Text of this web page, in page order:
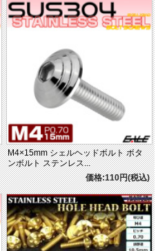
M4×15mm シェルヘッドボルト ボタ
ンボルト ステンレス...
価格:110円(税込)